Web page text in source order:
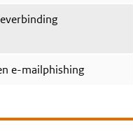
e-mailphishing